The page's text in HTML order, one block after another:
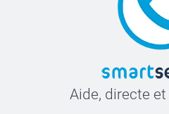
Aide, directe